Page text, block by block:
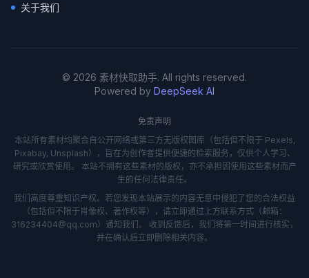
关于我们
© 2026 素材快取助手. All rights reserved.
Powered by DeepSeek AI
免责声明
本站所有素材均聚合自公开网络或第三方无版权图库（包括但不限于 Pexels,
Pixabay, Unsplash），旨在为创作者提供便捷的检索服务，仅供个人学习、
研究或欣赏使用。 本站不拥有这些素材的版权，亦不承担因使用这些素材而产
生的任何法律责任。
我们高度尊重知识产权。若您发现本站展示的内容无意中侵犯了您的合法权益
（包括但不限于肖像权、著作权等），请立即通过上方联系方式（邮箱：
316234404@qq.com）通知我们。 收到反馈后，我们将第一时间进行核实，
并在确认后立即删除相关内容。